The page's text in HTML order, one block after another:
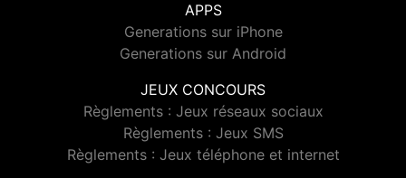
APPS
Generations sur iPhone
Generations sur Android
JEUX CONCOURS
Règlements : Jeux réseaux sociaux
Règlements : Jeux SMS
Règlements : Jeux téléphone et internet